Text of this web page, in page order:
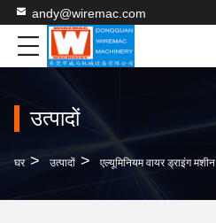
andy@wiremac.com
उत्पादों
घर > उत्पादों > एल्यूमिनियम वायर ड्राइंग मशीन